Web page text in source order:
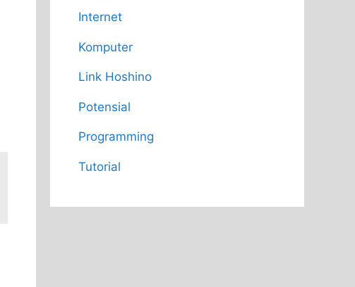
Internet
Komputer
Link Hoshino
Potensial
Programming
Tutorial